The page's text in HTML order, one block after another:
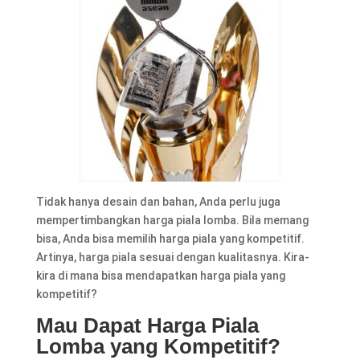
Tidak hanya desain dan bahan, Anda perlu juga
mempertimbangkan harga piala lomba. Bila memang
bisa, Anda bisa memilih harga piala yang kompetitif.
Artinya, harga piala sesuai dengan kualitasnya. Kira-
kira di mana bisa mendapatkan harga piala yang
kompetitif?
Mau Dapat Harga Piala
Lomba yang Kompetitif?